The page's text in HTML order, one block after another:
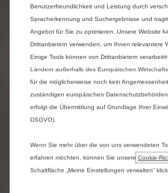
Benutzerfreundlichkeit und Leistung durch
Spracherkennung und Suchergebnisse und
Angebot für Sie zu optimieren. Unsere Website
Drittanbietern verwenden, um Ihnen relevantere
Einige Tools können von Drittanbietern
Ländern außerhalb des Europäischen
für die möglicherweise noch kein
zuständigen europäischen
erfolgt die Übermittlung auf Grundlage Ihrer
DSGVO).
Wenn Sie mehr über die von uns verwendeten
erfahren möchten, können Sie unsere
Schaltfläche „Meine Einstellungen verwalten“